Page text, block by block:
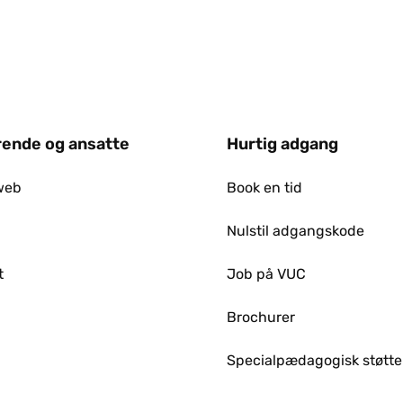
og ansatte Hurtig adgang
Book en tid
Nulstil adgangskode
Job på VUC
Brochurer
Specialpædagogisk støtte